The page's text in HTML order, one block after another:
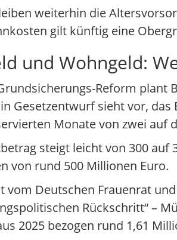
weiterhin die
gilt künftig eine
und Wohngeld:
Reform
Gesetzentwurf sieht vor,
Monate von zwei auf
steigt leicht von 300 auf
von rund 500 Millionen Euro.
vom Deutschen Frauenrat
Rückschritt“ –
2025 bezogen rund 1,61